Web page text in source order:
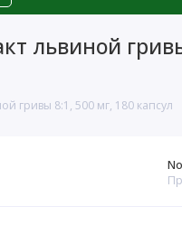
львиной
гривы 8:1, 500 мг, 180 капсул